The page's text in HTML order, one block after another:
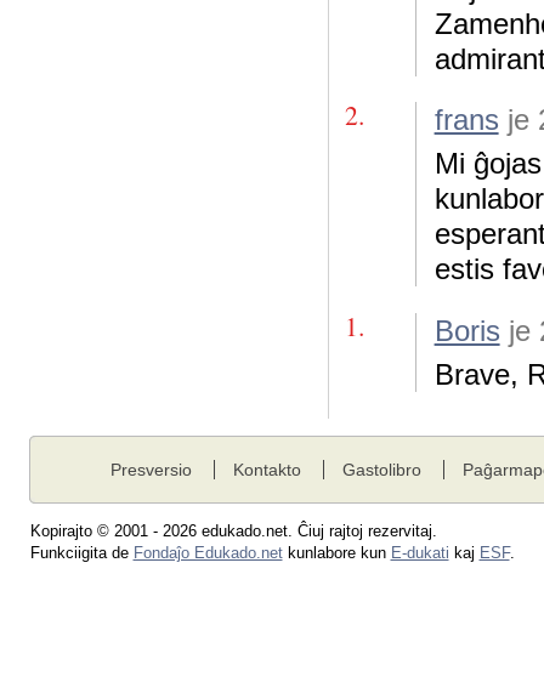
2. frans je
Mi
estis
1. Boris je
Brave,
Presversio Kontakto Gastolibro
Kopirajto © 2001 - 2026 edukado.net. Ĉiuj rajtoj rezervitaj.
Funkciigita de Fondaĵo Edukado.netkunlabore kun E-dukati kaj ESF.